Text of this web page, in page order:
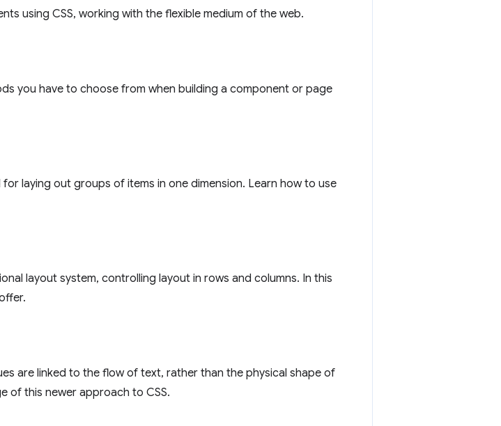
using CSS, working with the flexible medium of the web.
you have to choose from when building a component or page
laying out groups of items in one dimension. Learn how to use
layout system, controlling layout in rows and columns. In this
are linked to the flow of text, rather than the physical shape of
of this newer approach to CSS.